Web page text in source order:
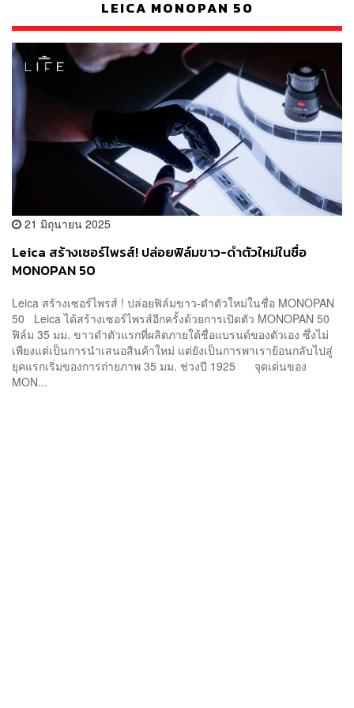
LEICA MONOPAN 50
21 มิถุนายน 2025
Leica สร้างเซอร์ไพรส์! ปล่อยฟิล์มขาว-ดำตัวใหม่ในชื่อ
MONOPAN 50
Leica สร้างเซอร์ไพรส์ ! ปล่อยฟิล์มขาว-ดำตัวใหม่ในชื่อ MONOPAN
50 Leica ได้สร้างเซอร์ไพรส์อีกครั้งด้วยการเปิดตัว MONOPAN 50
ฟิล์ม 35 มม. ขาวดำตัวแรกที่ผลิตภายใต้ชื่อแบรนด์ของตัวเอง ซึ่งไม่
เพียงแต่เป็นการนำเสนอสินค้าใหม่ แต่ยังเป็นการพาเราย้อนกลับไปสู่
ยุคแรกเริ่มของการถ่ายภาพ 35 มม. ช่วงปี 1925 จุดเด่นของ
MON...